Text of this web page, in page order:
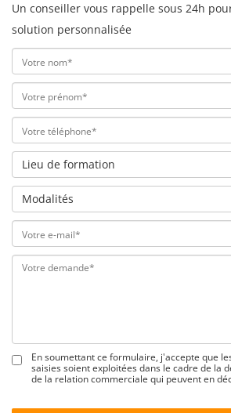
Un conseiller vous rappelle sous 24h
solution personnalisée
Lieu de formation
Modalités
En soumettant ce formulaire, j'accepte que
saisies soient exploitées dans le cadre de la
de la relation commerciale qui peuvent en